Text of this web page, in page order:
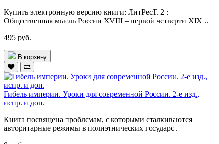
Купить электронную версию книги: ЛитРесТ. 2 :
Общественная мысль России XVIII – первой четверти XIX ..
495 руб.
В корзину
Гибель империи. Уроки для современной России. 2-е изд.,
испр. и доп.
Книга посвящена проблемам, с которыми сталкиваются
авторитарные режимы в полиэтнических государс..